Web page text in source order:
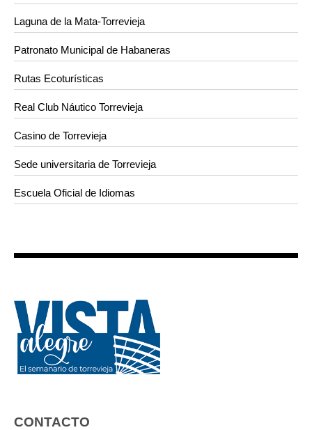
Laguna de la Mata-Torrevieja
Patronato Municipal de Habaneras
Rutas Ecoturísticas
Real Club Náutico Torrevieja
Casino de Torrevieja
Sede universitaria de Torrevieja
Escuela Oficial de Idiomas
CONTACTO